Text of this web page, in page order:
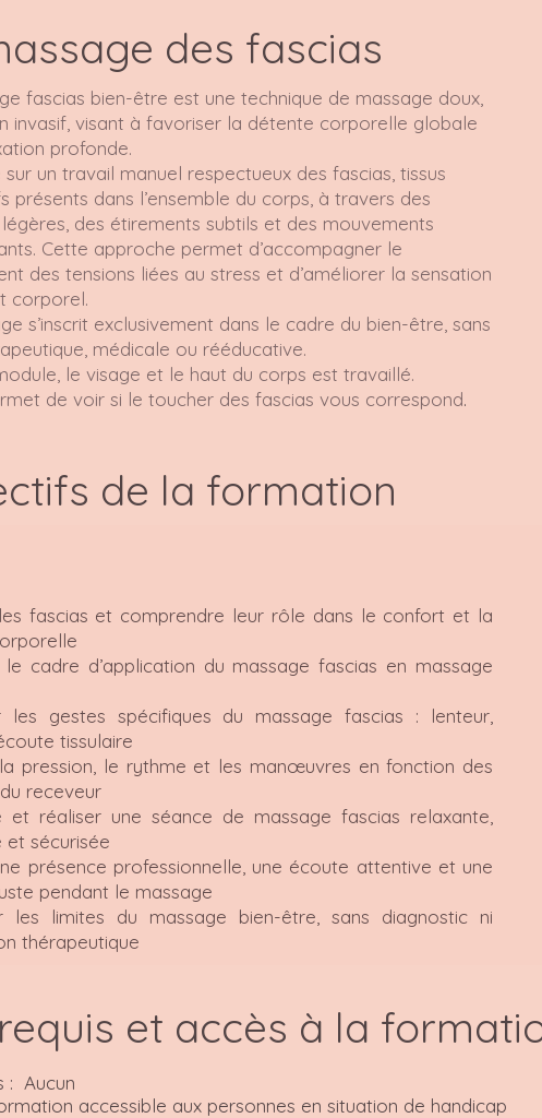
des fascias
fascias bien-être est une technique de massage doux,
invasif, visant à favoriser la détente corporelle globale
profonde.
sur un travail manuel respectueux des fascias, tissus
présents dans l’ensemble du corps, à travers des
des étirements subtils et des mouvements
Cette approche permet d’accompagner le
des tensions liées au stress et d’améliorer la sensation
corporel.
s’inscrit exclusivement dans le cadre du bien-être, sans
médicale ou rééducative.
le visage et le haut du corps est travaillé.
de voir si le toucher des fascias vous correspond.
de la formation
fascias et comprendre leur rôle dans le confort et la
le cadre d’application du massage fascias en massage
les gestes spécifiques du massage fascias : lenteur,
tissulaire
pression, le rythme et les manœuvres en fonction des
receveur
et réaliser une séance de massage fascias relaxante,
et sécurisée
présence professionnelle, une écoute attentive et une
pendant le massage
les limites du massage bien-être, sans diagnostic ni
thérapeutique
et accès à la
: Aucun
accessible aux personnes en situation de handicap